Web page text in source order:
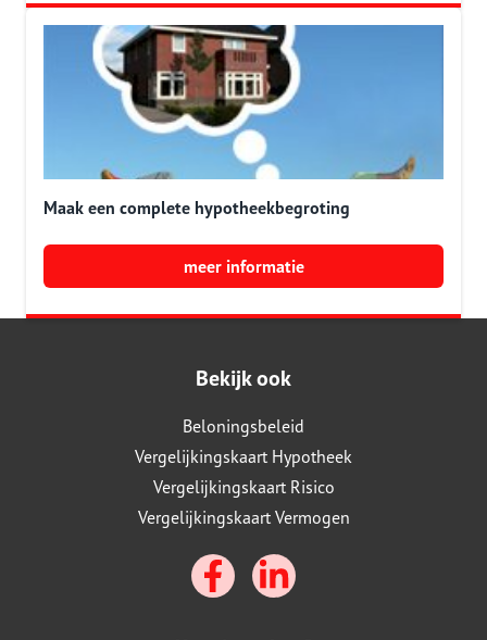
Maak een complete hypotheekbegroting
meer informatie
Bekijk ook
Beloningsbeleid
Vergelijkingskaart Hypotheek
Vergelijkingskaart Risico
Vergelijkingskaart Vermogen